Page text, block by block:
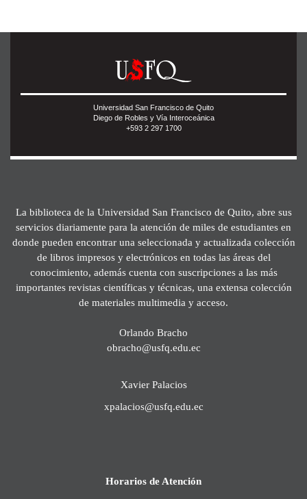
Universidad San Francisco de Quito
Diego de Robles y Vía Interoceánica
+593 2 297 1700
La biblioteca de la Universidad San Francisco de Quito, abre sus
servicios diariamente para la atención de miles de estudiantes en
donde pueden encontrar una seleccionada y actualizada colección
de libros impresos y electrónicos en todas las áreas del
conocimiento, además cuenta con suscripciones a las más
importantes revistas científicas y técnicas, una extensa colección
de materiales multimedia y acceso.
Orlando Bracho
obracho@usfq.edu.ec
Xavier Palacios
xpalacios@usfq.edu.ec
Horarios de Atención